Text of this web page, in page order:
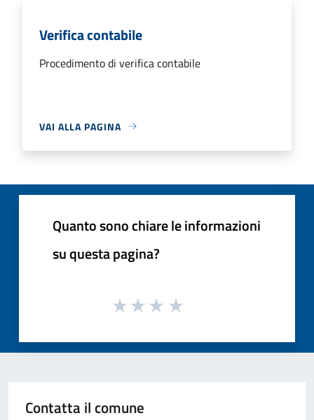
Verifica contabile
Procedimento di verifica contabile
VAI ALLA PAGINA
Quanto sono chiare le informazioni
su questa pagina?
Contatta il comune